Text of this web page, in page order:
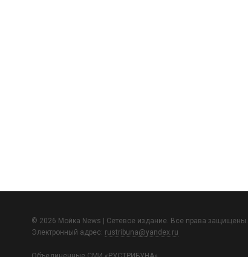
© 2026 Мойка News | Сетевое издание. Все права защищены.
Электронный адрес: rustribuna@yandex.ru